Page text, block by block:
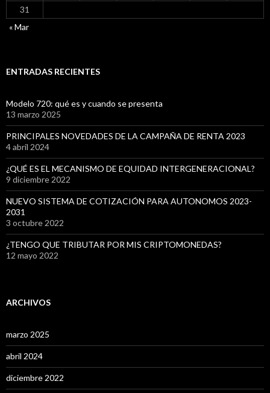
31
« Mar
ENTRADAS RECIENTES
Modelo 720: qué es y cuando se presenta
13 marzo 2025
PRINCIPALES NOVEDADES DE LA CAMPAÑA DE RENTA 2023
4 abril 2024
¿QUÉ ES EL MECANISMO DE EQUIDAD INTERGENERACIONAL?
9 diciembre 2022
NUEVO SISTEMA DE COTIZACIÓN PARA AUTONOMOS 2023-
2031
3 octubre 2022
¿TENGO QUE TRIBUTAR POR MIS CRIPTOMONEDAS?
12 mayo 2022
ARCHIVOS
marzo 2025
abril 2024
diciembre 2022